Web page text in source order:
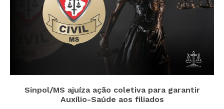
Sinpol/MS ajuíza ação coletiva para garantir
Auxílio-Saúde aos filiados